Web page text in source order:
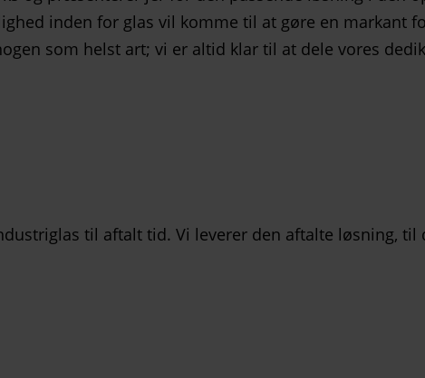
inden for glas vil komme til at gøre en markant
som helst art; vi er altid klar til at dele vores
til aftalt tid. Vi leverer den aftalte løsning,